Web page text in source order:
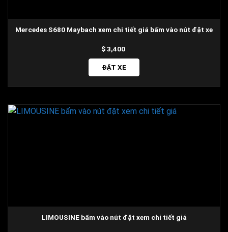
Mercedes S680 Maybach xem chi tiết giá bấm vào nút đặt xe
3,400
ĐẶT XE
LIMOUSINE bấm vào nút đặt xem chi tiết giá